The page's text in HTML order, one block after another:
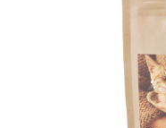
コラム（PETSTANCE LIFE